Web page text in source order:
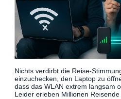
Nichts verdirbt die Reise-
einzuchecken, den Laptop zu
dass das WLAN extrem langsam
Leider erleben Millionen